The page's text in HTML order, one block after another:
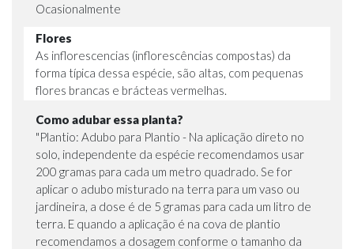
Ocasionalmente
Flores
As inflorescencias (inflorescências compostas) da
forma típica dessa espécie, são altas, com pequenas
flores brancas e brácteas vermelhas.
Como adubar essa planta?
"Plantio: Adubo para Plantio - Na aplicação direto no
solo, independente da espécie recomendamos usar
200 gramas para cada um metro quadrado. Se for
aplicar o adubo misturado na terra para um vaso ou
jardineira, a dose é de 5 gramas para cada um litro de
terra. E quando a aplicação é na cova de plantio
recomendamos a dosagem conforme o tamanho da